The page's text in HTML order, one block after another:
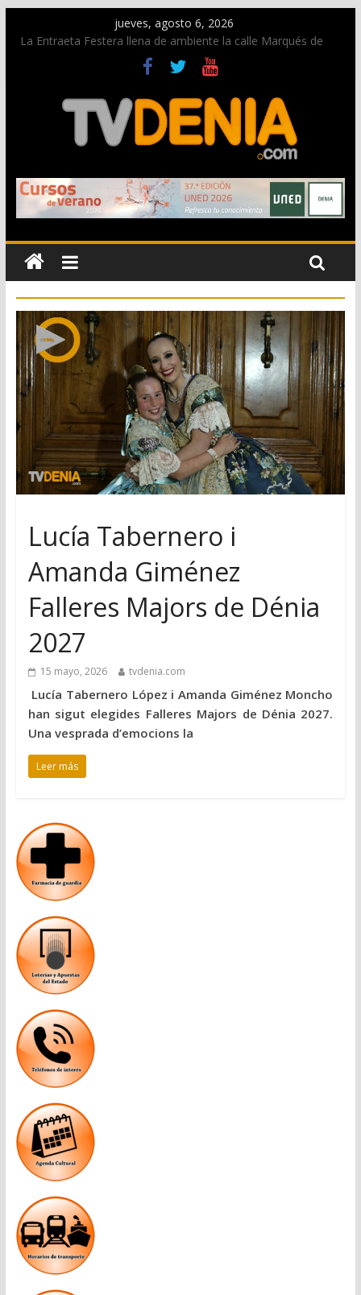
jueves, agosto 6, 2026
La Entraeta Festera llena de ambiente la calle Marqués de
Campo con la recepción a la Capitanía Cristiana
El XII Festival de Jazz de Dénia reunirá durante agosto a
figuras nacionales e internacionales en los Jardins de
Torrecremada
Los Moros y Cristianos 2026 reciben las llaves de la ciudad y
dan inicio a las fiestas en Dénia
Una nueva campaña anima a la juventud a disfrutar de la
fiesta sin alcohol
El Partido Popular destaca las inversiones de la Generalitat en
Dénia y la Marina Alta contempladas en los nuevos
Lucía Tabernero i
Amanda Giménez
Falleres Majors de Dénia
2027
15 mayo, 2026 tvdenia.com
Lucía Tabernero López i Amanda Giménez Moncho
han sigut elegides Falleres Majors de Dénia 2027.
Una vesprada d’emocions la
Leer más